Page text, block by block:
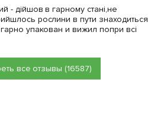
- дійшов в гарному стані,не
рослини в пути знаходиться
упакован и вижил попри всі
все отзывы (16587)